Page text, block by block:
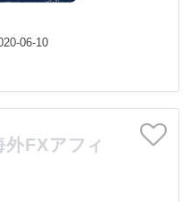
06-10
FXアフィ